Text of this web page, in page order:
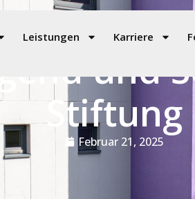
Leistungen Karriere
und
Stiftung
Februar 21, 2025